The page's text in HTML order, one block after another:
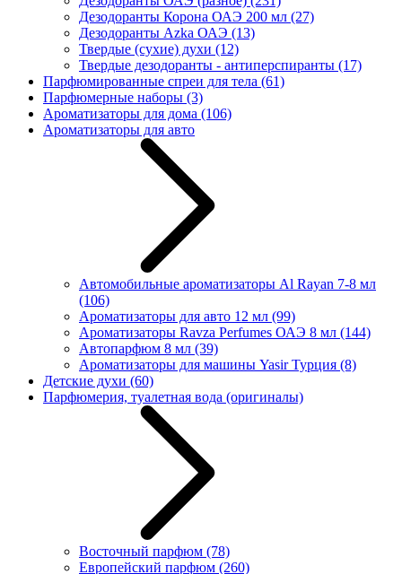
Дезодоранты Корона ОАЭ 200 мл (27)
Дезодоранты Azka ОАЭ (13)
Твердые (сухие) духи (12)
Твердые дезодоранты - антиперспиранты (17)
Парфюмированные спреи для тела (61)
Парфюмерные наборы (3)
Ароматизаторы для дома (106)
Ароматизаторы для авто
Автомобильные ароматизаторы Al Rayan 7-8 мл
(106)
Ароматизаторы для авто 12 мл (99)
Ароматизаторы Ravza Perfumes ОАЭ 8 мл (144)
Автопарфюм 8 мл (39)
Ароматизаторы для машины Yasir Турция (8)
Детские духи (60)
Парфюмерия, туалетная вода (оригиналы)
Восточный парфюм (78)
Европейский парфюм (260)